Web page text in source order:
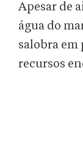
Apesar de
água do
salobra
recursos